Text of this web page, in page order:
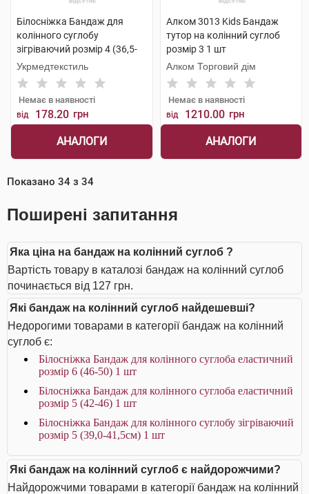
Білосніжка Бандаж для
колінного суглобу
зігріваючий розмір 4 (36,5-
39,0см) 1 шт
Укрмедтекстиль
Немає в наявності
від 178.20 грн
АНАЛОГИ
Алком 3013 Kids Бандаж
тутор на колінний суглоб
розмір 3 1 шт
Алком Торговий дім
Немає в наявності
від 1210.00 грн
АНАЛОГИ
Показано 34 з 34
Поширені запитання
Яка ціна на бандаж на колінний суглоб ?
Вартість товару в каталозі бандаж на колінний суглоб
починається від 127 грн.
Які бандаж на колінний суглоб найдешевші?
Недорогими товарами в категорії бандаж на колінний
суглоб є:
Білосніжка Бандаж для колінного суглоба еластичний
розмір 6 (46-50) 1 шт
Білосніжка Бандаж для колінного суглоба еластичний
розмір 5 (42-46) 1 шт
Білосніжка Бандаж для колінного суглобу зігріваючий
розмір 5 (39,0-41,5см) 1 шт
Які бандаж на колінний суглоб є найдорожчими?
Найдорожчими товарами в категорії бандаж на колінний